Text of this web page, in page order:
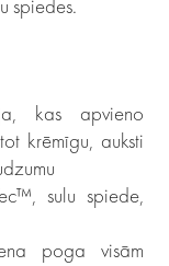
spiedes.
kas apvieno
krēmīgu, auksti
sulu spiede,
poga visām